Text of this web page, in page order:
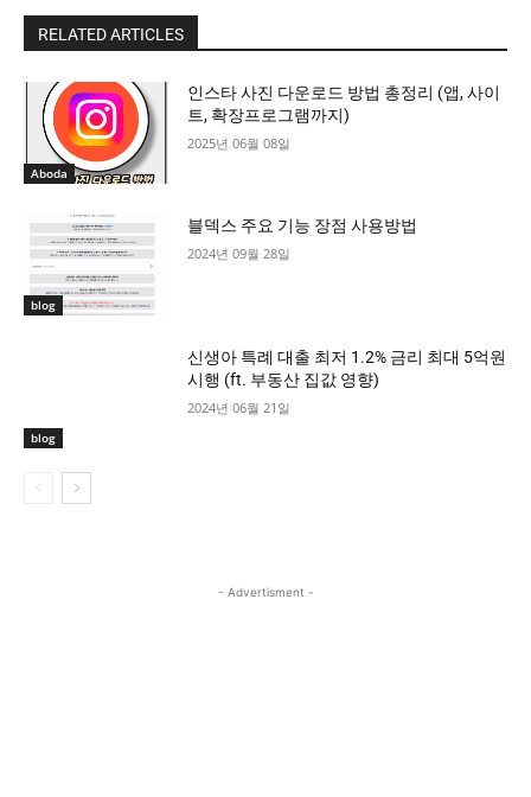
RELATED ARTICLES
Aboda
인스타 사진 다운로드 방법 총정리 (앱, 사이
트, 확장프로그램까지)
2025년 06월 08일
blog
블덱스 주요 기능 장점 사용방법
2024년 09월 28일
blog
신생아 특례 대출 최저 1.2% 금리 최대 5억원
시행 (ft. 부동산 집값 영향)
2024년 06월 21일
- Advertisment -